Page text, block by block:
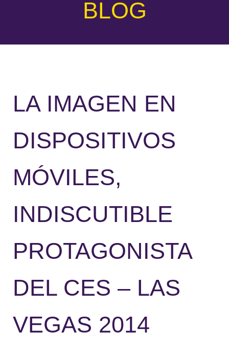
BLOG
LA IMAGEN EN
DISPOSITIVOS
MÓVILES,
INDISCUTIBLE
PROTAGONISTA
DEL CES – LAS
VEGAS 2014